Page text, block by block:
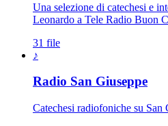
Una selezione di catechesi e
Leonardo a Tele Radio Buon
31 file
♪
Radio San Giuseppe
Catechesi radiofoniche su San